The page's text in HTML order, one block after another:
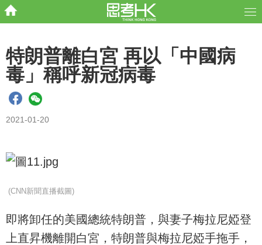
特朗普離白宮 再以「中國病
毒」稱呼新冠病毒
2021-01-20
(CNN新聞直播截圖)
即將卸任的美國總統特朗普，與妻子梅拉尼婭登
上直昇機離開白宮，特朗普與梅拉尼婭手拖手，